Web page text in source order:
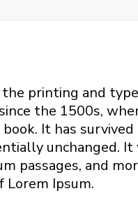
printing and
the 1500s,
It has
unchanged.
passages, and
Lorem Ipsum.